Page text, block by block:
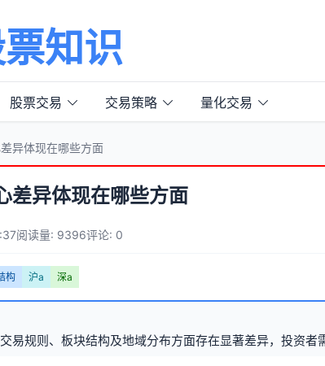
知识
股票交易 交易策略 量化交易
异体现在哪些方面
差异体现在哪些方面
阅读量: 9396评论: 0
构 沪a 深a
易规则、板块结构及地域分布方面存在显著差异，投资